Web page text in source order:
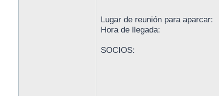
Lugar de reunión para aparcar:
Hora de llegada:
SOCIOS: